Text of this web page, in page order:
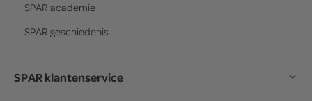
SPAR academie
SPAR geschiedenis
SPAR klantenservice